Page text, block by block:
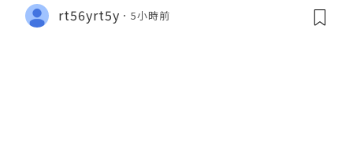
rt56yrt5y 5小時前